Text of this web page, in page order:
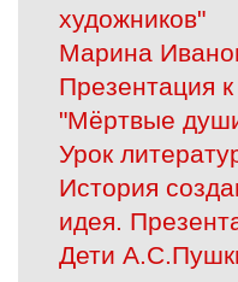
художников"
Марина
Презентация
"Мёртвые
Урок
История
идея.
Дети